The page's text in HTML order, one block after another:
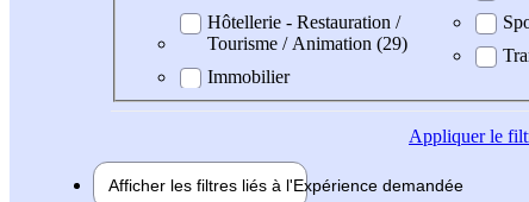
Hôtellerie - Restauration /
Tourisme / Animation (29)
Immobilier
Appliquerle
Afficher les filtres liés à l'Expérience demandée